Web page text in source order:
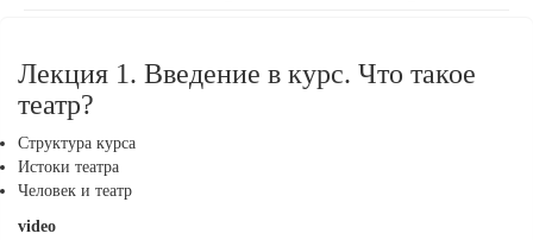
Лекция 1. Введение в курс. Что такое
театр?
Структура курса
Истоки театра
Человек и театр
video